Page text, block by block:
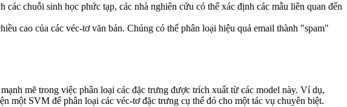
các chuỗi sinh học phức tạp, các nhà nghiên cứu có thể xác định các mẫu liên quan đến
cao của các véc-tơ văn bản. Chúng có thể phân loại hiệu quả email thành "spam"
mẽ trong việc phân loại các đặc trưng được trích xuất từ các model này. Ví dụ,
một SVM để phân loại các véc-tơ đặc trưng cụ thể đó cho một tác vụ chuyên biệt.